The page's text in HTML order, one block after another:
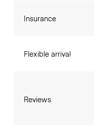
Insurance
Flexible arrival
Reviews